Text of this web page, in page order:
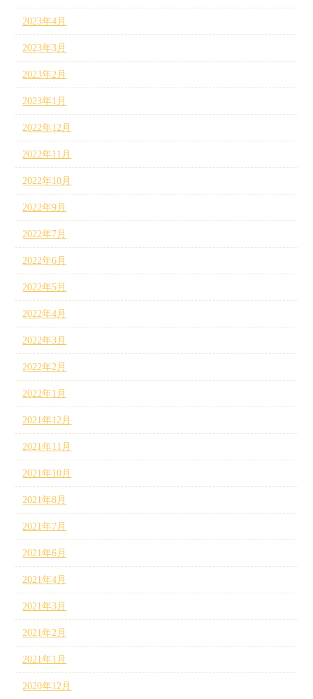
2023年4月
2023年3月
2023年2月
2023年1月
2022年12月
2022年11月
2022年10月
2022年9月
2022年7月
2022年6月
2022年5月
2022年4月
2022年3月
2022年2月
2022年1月
2021年12月
2021年11月
2021年10月
2021年8月
2021年7月
2021年6月
2021年4月
2021年3月
2021年2月
2021年1月
2020年12月